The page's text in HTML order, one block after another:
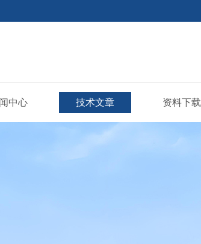
中心 技术文章 资料下载